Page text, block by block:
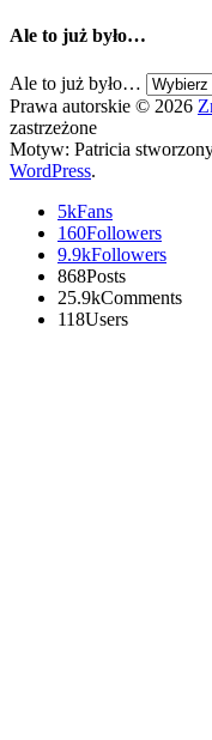
Ale to już było…
Ale to już było…
Prawa autorskie © 2026
zastrzeżone
Motyw: Patricia
WordPress.
5kFans
160Followers
9.9kFollowers
868Posts
25.9kComments
118Users